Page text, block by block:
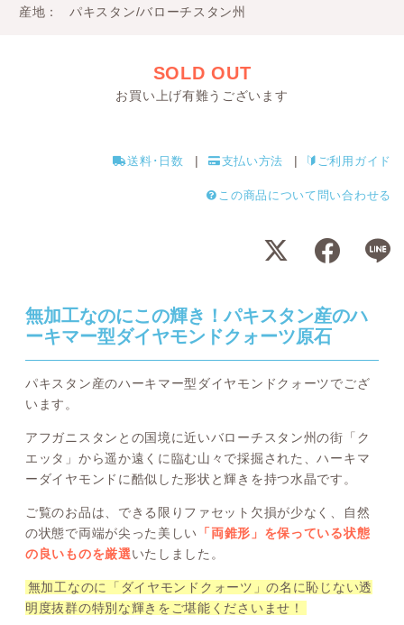
産地
パキスタン/バローチスタン州
SOLD OUT
お買い上げ有難うございます
送料･日数 支払い方法 ご利用ガイド
この商品について問い合わせる
無加工なのにこの輝き！パキスタン産のハ
ーキマー型ダイヤモンドクォーツ原石
パキスタン産のハーキマー型ダイヤモンドクォーツでござ
います。
アフガニスタンとの国境に近いバローチスタン州の街「ク
エッタ」から遥か遠くに臨む山々で採掘された、ハーキマ
ーダイヤモンドに酷似した形状と輝きを持つ水晶です。
ご覧のお品は、できる限りファセット欠損が少なく、自然
の状態で両端が尖った美しい
「両錐形」を保っている状態
の良いものを厳選いたしました。
無加工なのに「ダイヤモンドクォーツ」の名に恥じない透
明度抜群の特別な輝きをご堪能くださいませ！